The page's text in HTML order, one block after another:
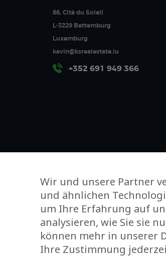
86, Cité du Soleil
L-3229 Bettemburg
Luxemburg
kevin@ksrealestate.lu
+352 691 949 366
Wir und unsere Partner
und ähnlichen
um Ihre Erfahrung auf
analysieren, wie Sie sie
können mehr in unserer
Ihre Zustimmung